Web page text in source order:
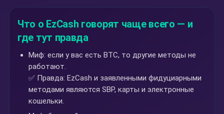
Что о EzCash говорят чаще всего — и
где тут правда
Миф: если у вас есть BTC, то другие методы не
работают.
✅ Правда: EzCash и заявленными фидуциарными
методами являются SBP, карты и электронные
кошельки.